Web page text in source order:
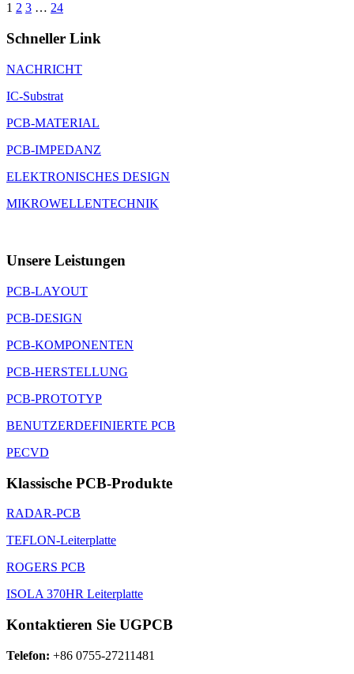
1 2 3 … 24
Schneller Link
NACHRICHT
IC-Substrat
PCB-MATERIAL
PCB-IMPEDANZ
ELEKTRONISCHES DESIGN
MIKROWELLENTECHNIK
Unsere Leistungen
PCB-LAYOUT
PCB-DESIGN
PCB-KOMPONENTEN
PCB-HERSTELLUNG
PCB-PROTOTYP
BENUTZERDEFINIERTE PCB
PECVD
Klassische PCB-Produkte
RADAR-PCB
TEFLON-Leiterplatte
ROGERS PCB
ISOLA 370HR Leiterplatte
Kontaktieren Sie UGPCB
Telefon: +86 0755-27211481